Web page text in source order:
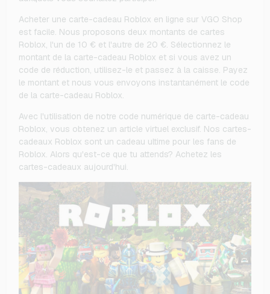
Acheter une carte-cadeau Roblox en ligne sur VGO Shop
est facile. Nous proposons deux montants de cartes
Roblox, l'un de 10 € et l'autre de 20 €. Sélectionnez le
montant de la carte-cadeau Roblox et si vous avez un
code de réduction, utilisez-le et passez à la caisse. Payez
le montant et nous vous envoyons instantanément le code
de la carte-cadeau Roblox.
Avec l'utilisation de notre code numérique de carte-cadeau
Roblox, vous obtenez un article virtuel exclusif. Nos cartes-
cadeaux Roblox sont un cadeau ultime pour les fans de
Roblox. Alors qu'est-ce que tu attends? Achetez les
cartes-cadeaux aujourd'hui.